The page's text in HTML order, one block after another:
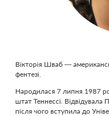
Вікторія Шваб —
фентезі.
Народилася 7 липня 1987
штат Теннессі. Відвідувала
після чого вступила до